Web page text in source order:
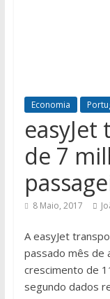
Economia
de 7
8 Maio, 2017
A easyJet
passado mês de
crescimento de
segundo dados